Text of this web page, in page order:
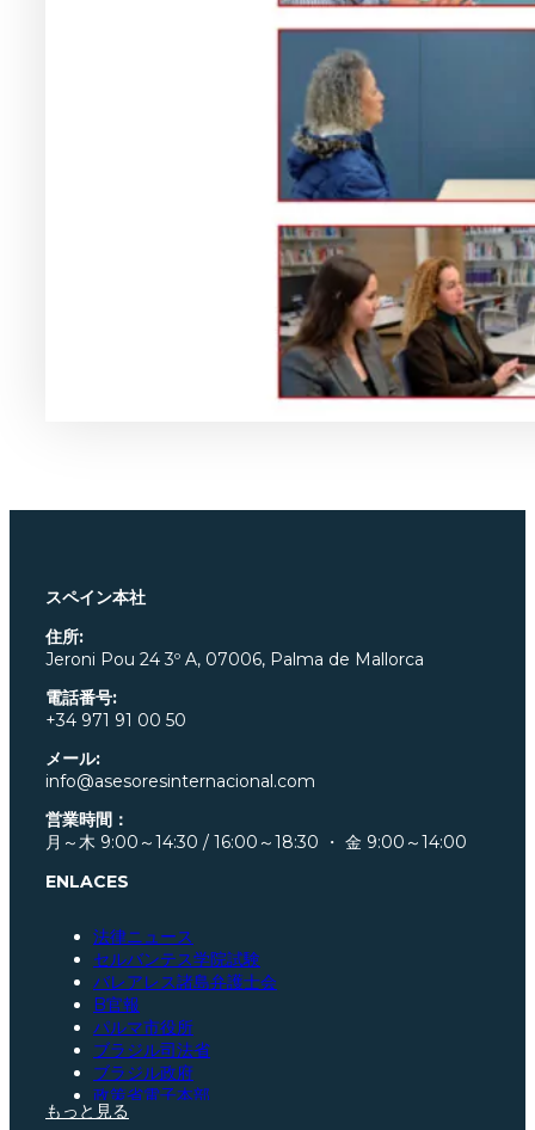
スペイン本社
住所:
Jeroni Pou 24 3º A, 07006, Palma de Mallorca
電話番号:
+34 971 91 00 50
メール:
info@asesoresinternacional.com
営業時間：
月～木 9:00～14:30 / 16:00～18:30 ・ 金 9:00～14:00
ENLACES
法律ニュース
セルバンテス学院試験
バレアレス諸島弁護士会
B官報
パルマ市役所
ブラジル司法省
ブラジル政府
政策省電子本部
サンパウロ弁護士会
もっと見る